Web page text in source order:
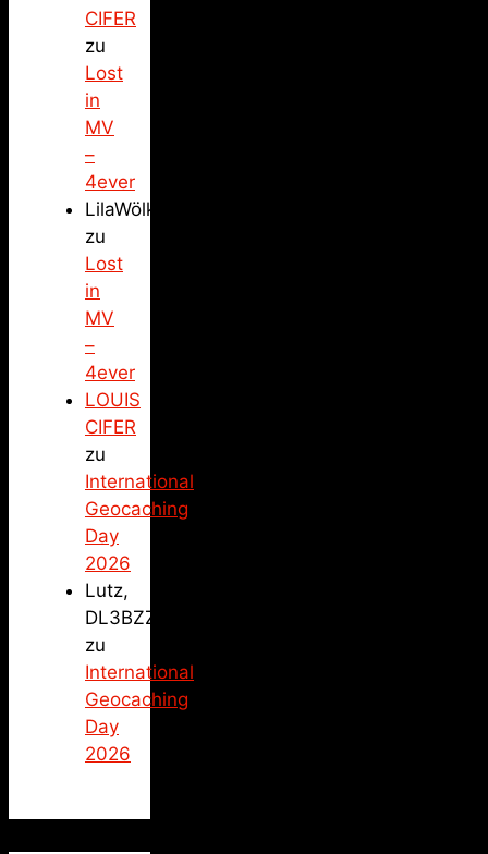
CIFER
zu
Lost
in
MV
–
4ever
LilaWölkchen
zu
Lost
in
MV
–
4ever
LOUIS
CIFER
zu
International
Geocaching
Day
2026
Lutz,
DL3BZZ
zu
International
Geocaching
Day
2026